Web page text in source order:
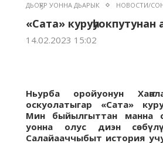
ДЬОҔУР УОННА ДЬАРЫК НОВОСТИ/
«Сата» куруһуокпутунан
14.02.2023 15:02
Ньурба оройуонун
оскуолатыгар «Сата»
Мин быйылгыттан манна
уонна олус диэн
Салайааччыбыт история